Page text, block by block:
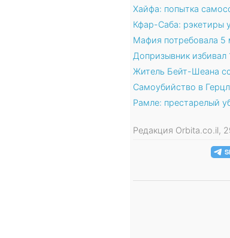
Хайфа: попытка
Кфар-Саба: рэкетиры
Мафия потребовала 5
Допризывник избивал
Житель Бейт-Шеана
Самоубийство в
Рамле: престарелый
Редакция Orbita.co.il,